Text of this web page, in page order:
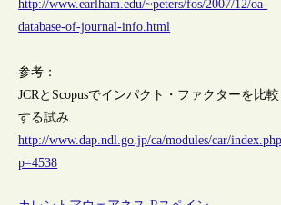
http://www.earlham.edu/~peters/fos/2007/12/oa-
database-of-journal-info.html
参考：
JCRとScopusでインパクト・ファクターを比較
する試み
http://www.dap.ndl.go.jp/ca/modules/car/
p=4538